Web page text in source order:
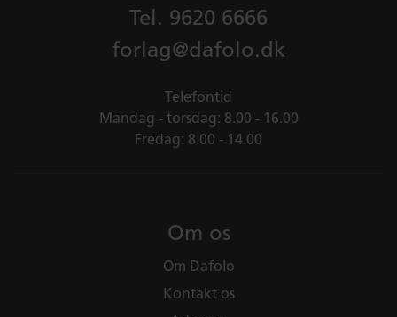
Om os
Om Dafolo
Kontakt os
Tel. 9620 6666
forlag@dafolo.dk
Telefontid
Mandag - torsdag: 8.00 - 16.00
Fredag: 8.00 - 14.00